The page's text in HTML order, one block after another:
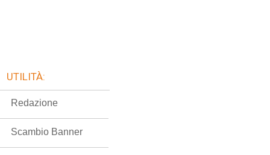
UTILITÀ:
Redazione
Scambio Banner